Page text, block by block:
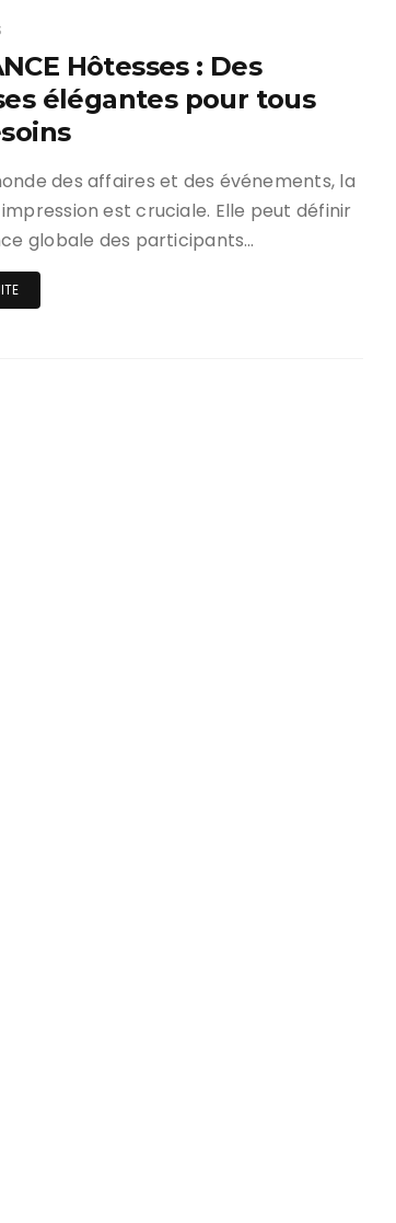
Hôtesses : Des
élégantes pour tous
des affaires et des événements, la
est cruciale. Elle peut définir
globale des participants…